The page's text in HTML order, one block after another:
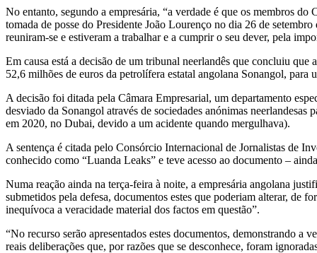
No entanto, segundo a empresária, “a verdade é que os membros
tomada de posse do Presidente João Lourenço no dia 26 de
reuniram-se e estiveram a trabalhar e a cumprir o seu dever, pela
Em causa está a decisão de um tribunal neerlandês que concluiu
52,6 milhões de euros da petrolífera estatal angolana Sonangol, para
A decisão foi ditada pela Câmara Empresarial, um departamento
desviado da Sonangol através de sociedades anónimas
em 2020, no Dubai, devido a um acidente quando mergulhava).
A sentença é citada pelo Consórcio Internacional de Jornalistas de
conhecido como “Luanda Leaks” e teve acesso ao documento –
Numa reação ainda na terça-feira à noite, a empresária angolana
submetidos pela defesa, documentos estes que poderiam alterar, de
inequívoca a veracidade material dos factos em questão”.
“No recurso serão apresentados estes documentos, demonstrando a
reais deliberações que, por razões que se desconhece, foram